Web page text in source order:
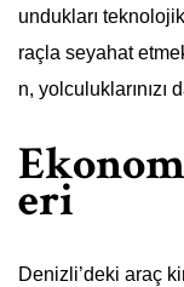
undukları
raçla seyahat
n, yolculuklarınızı
eri
Denizli’deki araç